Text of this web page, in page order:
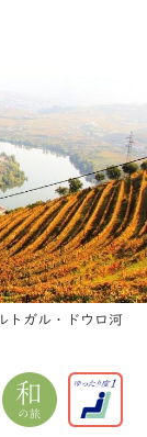
トガル・ドウロ河